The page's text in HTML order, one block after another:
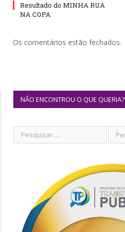
Resultado do MINHA RUA
NA COPA
Os comentários estão fechados.
NÃO ENCONTROU O QUE QUERIA?